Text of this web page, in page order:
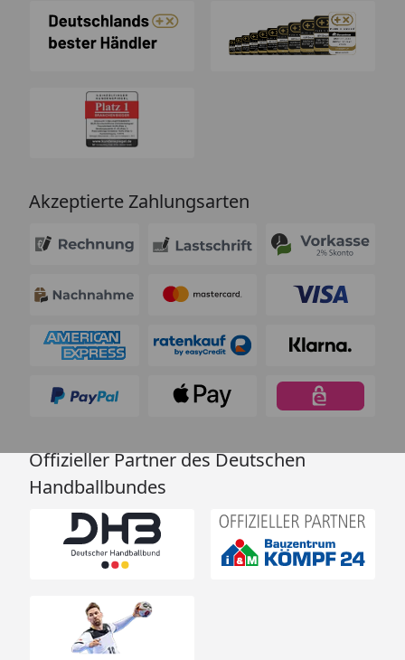
Akzeptierte Zahlungsarten
Offizieller Partner des Deutschen
Handballbundes